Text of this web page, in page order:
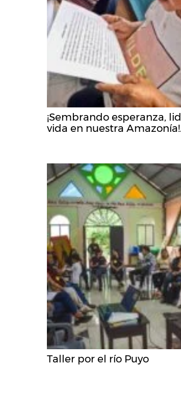
¡Sembrando esperanza,
vida en nuestra Amazonía!.
Taller por el río Puyo